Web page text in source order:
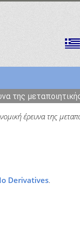
της
έρευνα της
Derivatives.